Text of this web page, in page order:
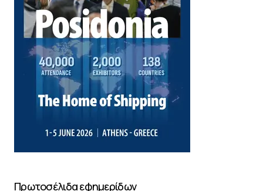
Πρωτοσέλιδα εφημερίδων